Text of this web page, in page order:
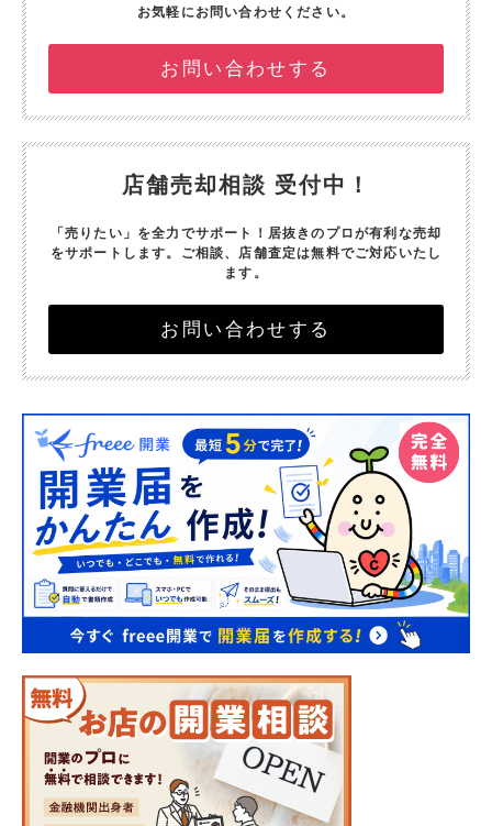
お気軽にお問い合わせください。
お問い合わせする
店舗売却相談 受付中！
「売りたい」を全力でサポート！ 居抜きのプロが有利な売却
をサポートします。 ご相談、店舗査定は無料でご対応いたし
ます。
お問い合わせする